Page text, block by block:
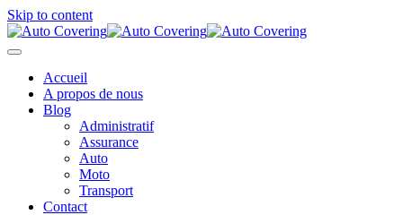
Skip to content
Accueil
A propos de nous
Blog
Administratif
Assurance
Auto
Moto
Transport
Contact